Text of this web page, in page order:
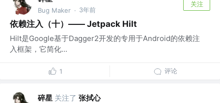
Bug Maker · 3年前
关注
依赖注入（十）—— Jetpack Hilt
Hilt是Google基于Dagger2开发的专用于Android的依赖注
入框架，它简化...
1 评论
碎星 关注了 张拭心